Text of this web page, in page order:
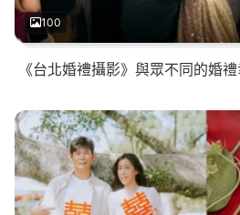
100
《台北婚禮攝影》與眾不同的婚